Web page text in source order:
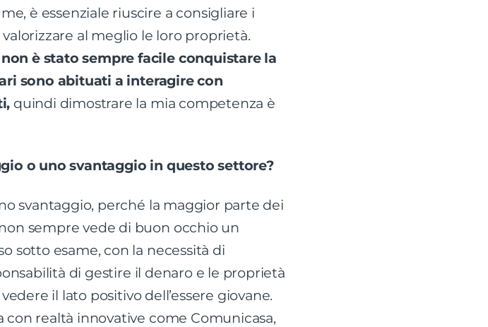
è essenziale riuscire a consigliare i
al meglio le loro proprietà.
è stato sempre facile conquistare la
sono abituati a interagire con
quindi dimostrare la mia competenza è
o uno svantaggio in questo settore?
svantaggio, perché la maggior parte dei
sempre vede di buon occhio un
sotto esame, con la necessità di
di gestire il denaro e le proprietà
il lato positivo dell’essere giovane.
realtà innovative come Comunicasa,